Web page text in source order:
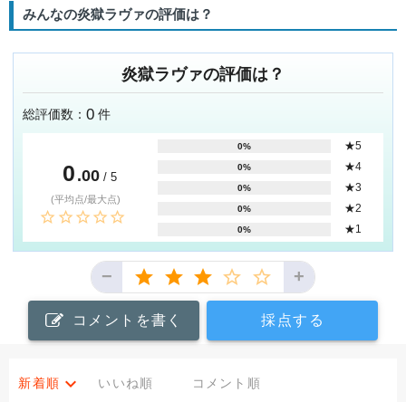
みんなの炎獄ラヴァの評価は？
炎獄ラヴァの評価は？
総評価数： 0 件
0 .00/ 5
(平均点/最大点)
0% ★5
0% ★4
0% ★3
0% ★2
0% ★1
− +
コメントを書く 採点する
新着順 いいね順 コメント順